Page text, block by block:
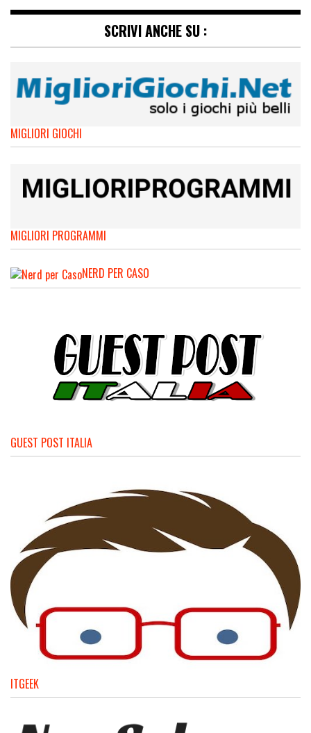
SCRIVI ANCHE SU :
MIGLIORI GIOCHI
MIGLIORI PROGRAMMI
NERD PER CASO
GUEST POST ITALIA
ITGEEK